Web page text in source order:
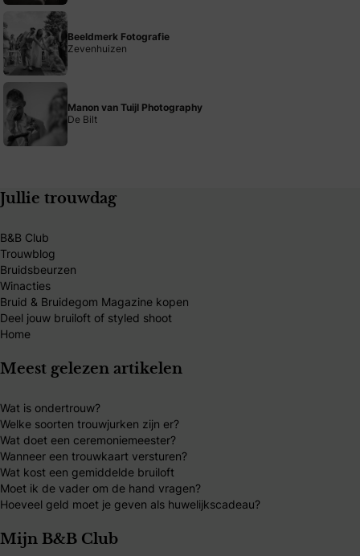
Beeldmerk Fotografie
Zevenhuizen
Manon van Tuijl Photography
De Bilt
Jullie trouwdag
B&B Club
Trouwblog
Bruidsbeurzen
Winacties
Bruid & Bruidegom Magazine kopen
Deel jouw bruiloft of styled shoot
Home
Meest gelezen artikelen
Wat is ondertrouw?
Welke soorten trouwjurken zijn er?
Wat doet een ceremoniemeester?
Wanneer een trouwkaart versturen?
Wat kost een gemiddelde bruiloft
Moet ik de vader om de hand vragen?
Hoeveel geld moet je geven als huwelijkscadeau?
Mijn B&B Club